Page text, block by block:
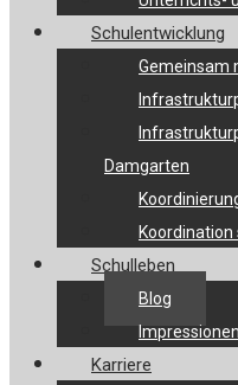
Schulentwicklung
Gemeinsam
Damgarten
Schulleben
Blog
Impressionen
Karriere